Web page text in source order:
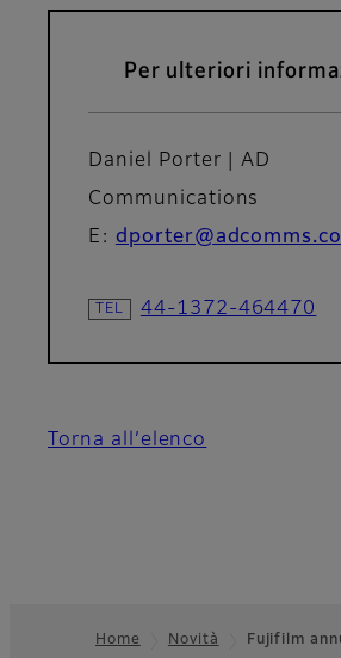
Per ulteriori
Daniel Porter | AD
Communications
E:
44-1372-464470
Torna all’elenco
Home Novità
Fujifilm